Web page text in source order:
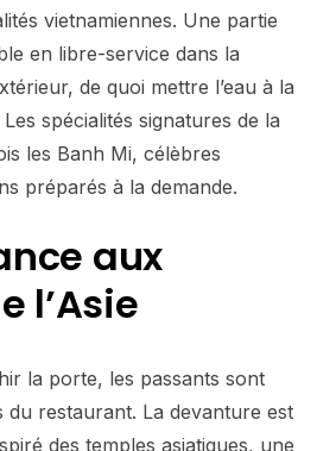
vietnamiennes. Une partie
en libre-service dans la
de quoi mettre l’eau à la
spécialités signatures de la
les Banh Mi, célèbres
préparés à la demande.
aux
l’Asie
la porte, les passants sont
du restaurant. La devanture est
des temples asiatiques, une